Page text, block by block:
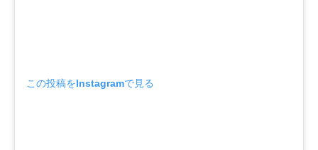
この投稿をInstagramで見る